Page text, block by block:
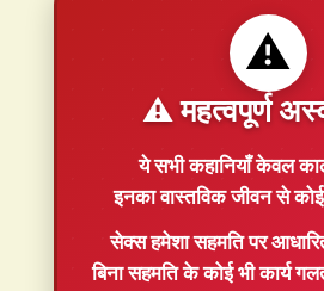
⚠️
⚠️ महत्वपूर्ण
ये सभी कहानियाँकेवल
इनका वास्तविक जीवन से
सेक्स हमेशासहमतिपर
बिना सहमति के कोई भी कार्य